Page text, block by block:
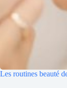
Les routines beauté